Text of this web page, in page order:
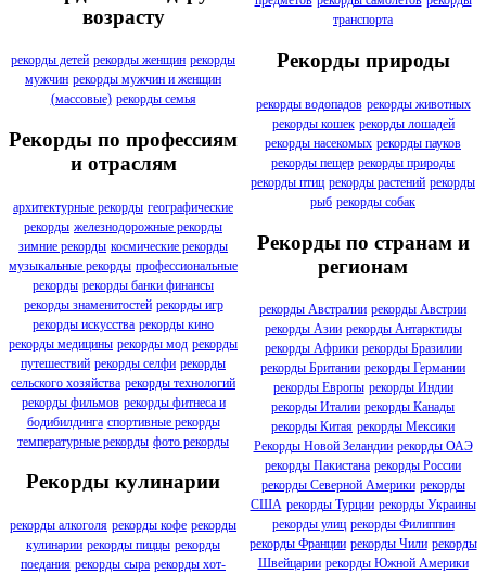
возрасту
рекорды детей рекорды женщин рекорды
мужчин рекорды мужчин и женщин
(массовые) рекорды семья
Рекорды по профессиям
и отраслям
архитектурные рекорды географические
рекорды железнодорожные рекорды
зимние рекорды космические рекорды
музыкальные рекорды профессиональные
рекорды рекорды банки финансы
рекорды знаменитостей рекорды игр
рекорды искусства рекорды кино
рекорды медицины рекорды мод рекорды
путешествий рекорды селфи рекорды
сельского хозяйства рекорды технологий
рекорды фильмов рекорды фитнеса и
бодибилдинга спортивные рекорды
температурные рекорды фото рекорды
Рекорды кулинарии
рекорды алкоголя рекорды кофе рекорды
кулинарии рекорды пиццы рекорды
поедания рекорды сыра рекорды хот-
транспорта
Рекорды природы
рекорды водопадов рекорды животных
рекорды кошек рекорды лошадей
рекорды насекомых рекорды пауков
рекорды пещер рекорды природы
рекорды птиц рекорды растений рекорды
рыб рекорды собак
Рекорды по странам и
регионам
рекорды Австралии рекорды Австрии
рекорды Азии рекорды Антарктиды
рекорды Африки рекорды Бразилии
рекорды Британии рекорды Германии
рекорды Европы рекорды Индии
рекорды Италии рекорды Канады
рекорды Китая рекорды Мексики
Рекорды Новой Зеландии рекорды ОАЭ
рекорды Пакистана рекорды России
рекорды Северной Америки рекорды
США рекорды Турции рекорды Украины
рекорды улиц рекорды Филиппин
рекорды Франции рекорды Чили рекорды
Швейцарии рекорды Южной Америки